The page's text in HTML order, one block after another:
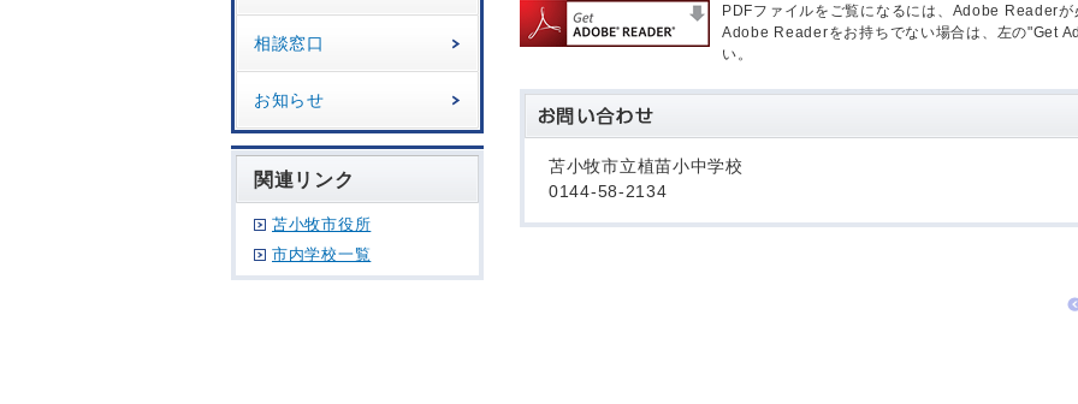
相談窓口
お知らせ
関連リンク
苫小牧市役所
市内学校一覧
PDFファイルをご覧になるには、Adobe Readerが
Adobe Readerをお持ちでない場合は、左の"Get
い。
苫小牧市立植苗小中学校
0144-58-2134